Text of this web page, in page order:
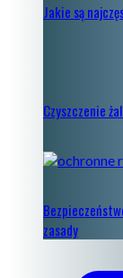
Jakie są
Czyszczenie
zasady